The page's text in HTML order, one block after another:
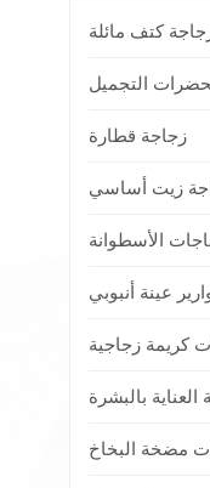
كتف مائلة
التجميل
زجاجة قطارة
زيت أساسي
الأسطوانة
عينة أنبوبي
كريمة زجاجية
العناية بالبشرة
مضخة البخاخ